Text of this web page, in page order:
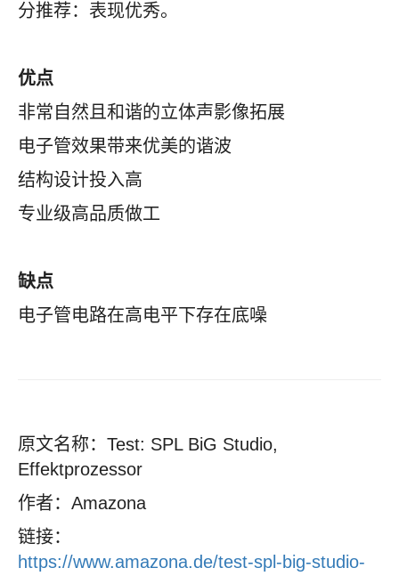
分推荐：表现优秀。
优点
非常自然且和谐的立体声影像拓展
电子管效果带来优美的谐波
结构设计投入高
专业级高品质做工
缺点
电子管电路在高电平下存在底噪
原文名称：Test: SPL BiG Studio,
Effektprozessor
作者：Amazona
链接：
https://www.amazona.de/test-spl-big-studio-